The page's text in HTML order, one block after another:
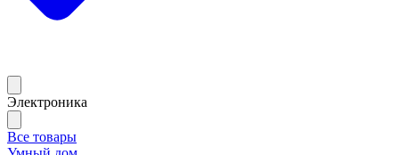
Электроника
Все товары